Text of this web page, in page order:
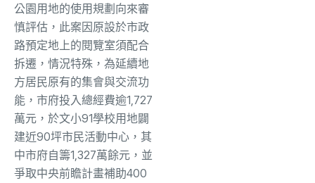
公園用地的使用規劃向來審
慎評估，此案因原設於市政
路預定地上的閱覽室須配合
拆遷，情況特殊，為延續地
方居民原有的集會與交流功
能，市府投入總經費逾1,727
萬元，於文小91學校用地闢
建近90坪市民活動中心，其
中市府自籌1,327萬餘元，並
爭取中央前瞻計畫補助400